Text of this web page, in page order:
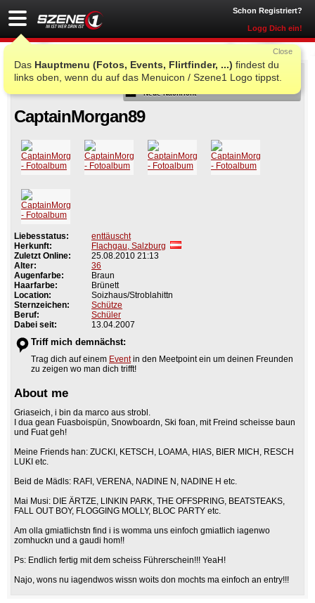
Schon Registriert?
Logg Dich ein!
Das Hauptmenu (Fotos, Events, Flirtfinder, ...) findest du
links oben, wenn du auf das Menuicon / Szene1 Logo tippst.
Close
Als Freund
Neue Nachricht
CaptainMorgan89
Liebesstatus:
enttäuscht
Herkunft:
Flachgau, Salzburg
Zuletzt Online:
25.08.2010 21:13
Alter:
36
Augenfarbe:
Braun
Haarfarbe:
Brünett
Location:
Soizhaus/Stroblahittn
Sternzeichen:
Schütze
Beruf:
Schüler
Dabei seit:
13.04.2007
Triff mich demnächst:
Trag dich auf einem Eventin den Meetpoint ein um deinen Freunden
zu zeigen wo man dich trifft!
About me
Griaseich, i bin da marco aus strobl.
I dua gean Fuasboispün, Snowboardn, Ski foan, mit Freind scheisse baun
und Fuat geh!
Meine Friends han: ZUCKI, KETSCH, LOAMA, HIAS, BIER MICH, RESCH
LUKI etc.
Beid de Mädls: RAFI, VERENA, NADINE N, NADINE H etc.
Mai Musi: DIE ÄRTZE, LINKIN PARK, THE OFFSPRING, BEATSTEAKS,
FALL OUT BOY, FLOGGING MOLLY, BLOC PARTY etc.
Am olla gmiatlichstn find i is womma uns einfoch gmiatlich iagenwo
zomhuckn und a gaudi hom!!
Ps: Endlich fertig mit dem scheiss Führerschein!!! YeaH!
Najo, wons nu iagendwos wissn woits don mochts ma einfoch an entry!!!